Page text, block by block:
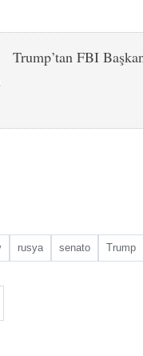
Trump’tan FBI
rusya senato Trump